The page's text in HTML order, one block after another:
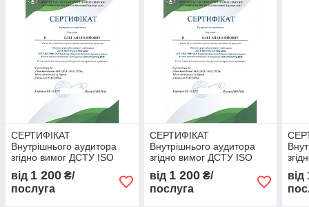
СЕРТИФІКАТ
Внутрішнього аудитора
згідно вимог ДСТУ ISO
19011:2019 та ДСТУ ISO
39001:2015
від 1 200 ₴/
послуга
СЕРТИФІКАТ
Внутрішнього аудитора
згідно вимог ДСТУ ISO
19011:2019 та ДСТУ ISO
39001:2015
від 1 200₴/
послуга
від